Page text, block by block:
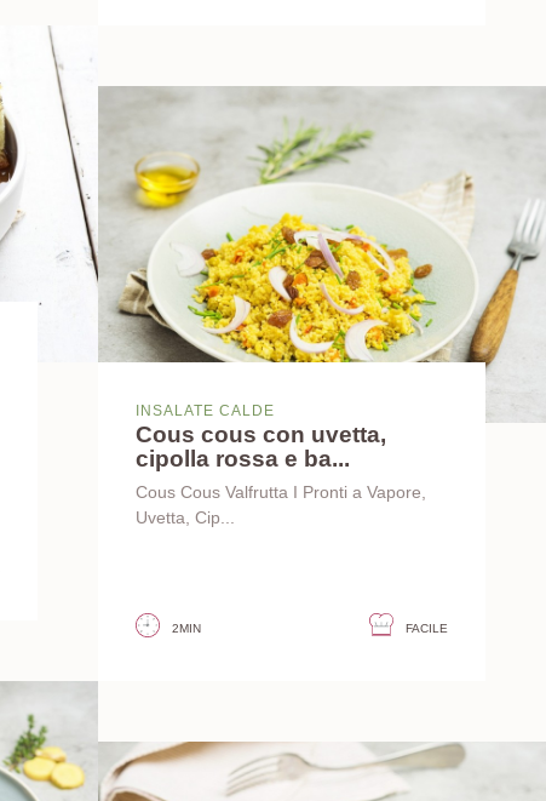
INSALATE CALDE
Cous cous con uvetta,
cipolla rossa e ba...
Cous Cous Valfrutta I Pronti a Vapore,
Uvetta, Cip...
2MIN FACILE